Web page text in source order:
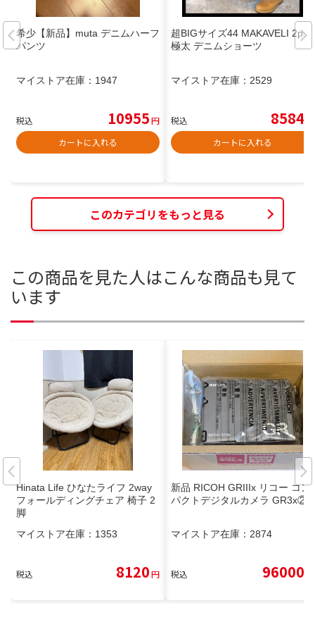
希少【新品】muta デニムハーフ
パンツ
マイストア在庫： 1947
税込 10955円
カートに入れる
超BIGサイズ44 MAKAVELI 2pac
極太 デニムショーツ
マイストア在庫： 2529
税込 8584
カートに入れる
このカテゴリをもっと見る
この商品を見た人はこんな商品も見て
います
Hinata Life ひなたライフ 2way
フォールディングチェア 椅子 2
脚
マイストア在庫： 1353
税込 8120円
新品 RICOH GRIIIx リコー コン
パクトデジタルカメラ GR3x②
マイストア在庫： 2874
税込 96000